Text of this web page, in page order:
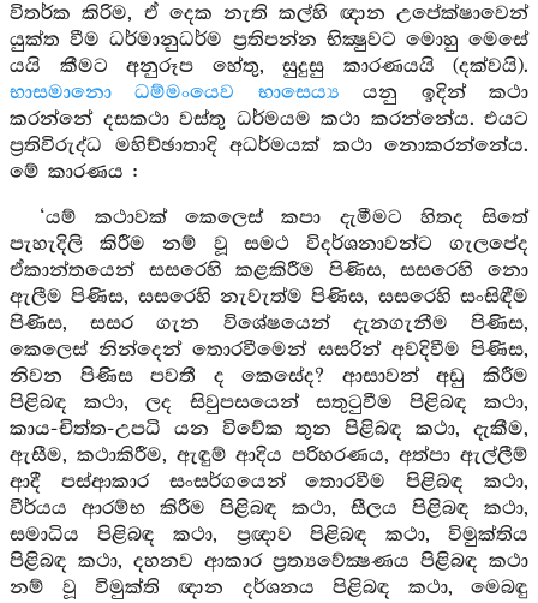
විතර්ක කිරිම, ඒ දෙක නැති කල්හි ඥාන උපේක්ෂාවෙන්
යුක්ත වීම ධර්මානුධර්ම ප්‍රතිපන්න භික්‍ෂුවට මොහු මෙසේ
යයි කීමට අනුරූප හේතු, සුදුසු කාරණයයි (දක්වයි).
භාසමානො ධම්මංයෙව භාසෙය්‍ය යනු ඉදින් කථා
කරන්නේ දසකථා වස්තු ධර්මයම කථා කරන්නේය. එයට
ප්‍රතිවිරුද්ධ මහිච්ඡාතාදි අධර්මයක් කථා නොකරන්නේය.
මේ කාරණය :
‘යම් කථාවක් කෙලෙස් කපා දැමීමට හිතද සිතේ
පැහැදිලි කිරීම නම් වූ සමථ විදර්ශනාවන්ට ගැලපේද
ඒකාන්තයෙන් සසරෙහි කළකිරීම පිණිස, සසරෙහි නො
ඇලීම පිණිස, සසරෙහි නැවැත්ම පිණිස, සසරෙහි සංසිඳීම
පිණිස, සසර ගැන විශේෂයෙන් දැනගැනීම පිණිස,
කෙලෙස් නින්දෙන් තොරවීමෙන් සසරින් අවදිවීම පිණිස,
නිවන පිණිස පවතී ද කෙසේද? ආසාවන් අඩු කිරීම
පිළිබඳ කථා, ලද සිවුපසයෙන් සතුටුවීම පිළිබඳ කථා,
කාය-චිත්ත-උපධි යන විවේක තුන පිළිබඳ කථා, දැකීම,
ඇසීම, කථාකිරීම, ඇඳුම් ආදිය පරිහරණය, අත්පා ඇල්ලීම්
ආදී පස්ආකාර සංසර්ගයෙන් තොරවීම පිළිබඳ කථා,
වීර්යය ආරම්භ කිරීම පිළිබඳ කථා, සීලය පිළිබඳ කථා,
සමාධිය පිළිබඳ කථා, ප්‍රඥාව පිළිබඳ කථා, විමුක්තිය
පිළිබඳ කථා, දහනව ආකාර ප්‍රත්‍යවේක්‍ෂණය පිළිබඳ කථා
නම් වූ විමුක්ති ඥාන දර්ශනය පිළිබඳ කථා, මෙබඳු